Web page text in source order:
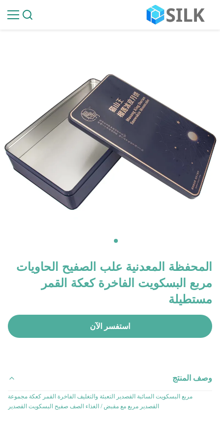
المحفظة المعدنية علب الصفيح الحاويات
مربع البسكويت الفاخرة كعكة القمر
مستطيلة
استفسر الآن
وصف المنتج
مربع البسكويت السائبة القصدير التعبئة والتغليف الفاخرة القمر كعكة مجموعة
القصدير مربع مع مقبض / الغذاء الصف صفيح البسكويت القصدير